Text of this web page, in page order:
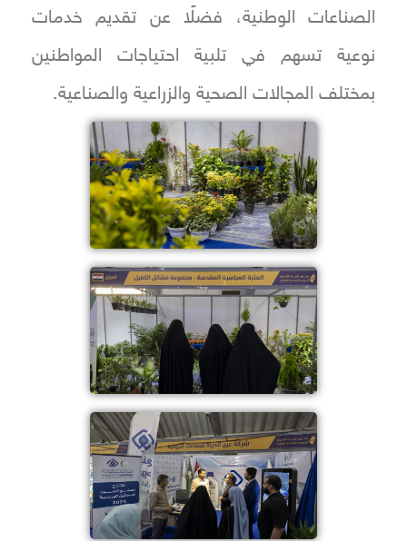
الصناعات الوطنية، فضلًا عن تقديم خدمات
نوعية تسهم في تلبية احتياجات المواطنين
بمختلف المجالات الصحية والزراعية والصناعية.